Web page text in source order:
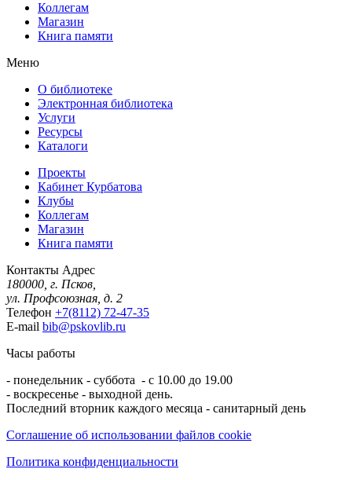
Коллегам
Магазин
Книга памяти
Меню
О библиотеке
Электронная библиотека
Услуги
Ресурсы
Каталоги
Проекты
Кабинет Курбатова
Клубы
Коллегам
Магазин
Книга памяти
Контакты Адрес
180000, г. Псков,
ул. Профсоюзная, д. 2
Телефон +7(8112) 72-47-35
E-mail bib@pskovlib.ru
Часы работы
- понедельник - суббота - с 10.00 до 19.00
- воскресенье - выходной день.
Последний вторник каждого месяца - санитарный день
Соглашение об использовании файлов cookie
Политика конфиденциальности